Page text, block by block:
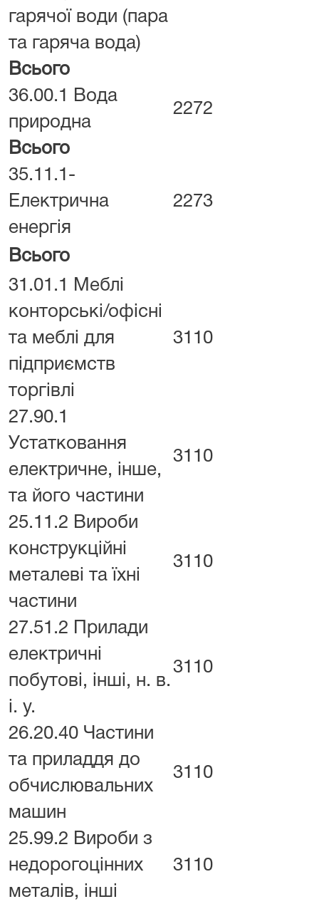
гарячої води (пара
та гаряча вода)
Всього
36.00.1 Вода
природна
2272
Всього
35.11.1-
Електрична
енергія
2273
Всього
31.01.1 Меблі
конторські/офісні
та меблі для
підприємств
торгівлі
3110
27.90.1
Устатковання
електричне, інше,
та його частини
3110
25.11.2 Вироби
конструкційні
металеві та їхні
частини
3110
27.51.2 Прилади
електричні
побутові, інші, н. в.
і. у.
3110
26.20.40 Частини
та приладдя до
обчислювальних
машин
3110
25.99.2 Вироби з
недорогоцінних
металів, інші
3110